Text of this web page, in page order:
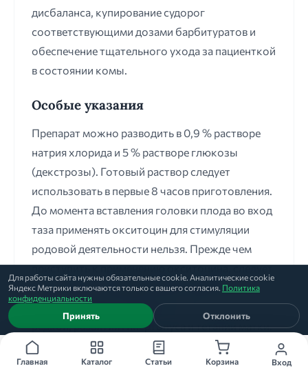
Для работы сайта нужны обязательные cookie. Аналитические cookie
Яндекс Метрики включаются только с вашего согласия. Политика
конфиденциальности
Принять Отклонить
дисбаланса, купирование судорог
соответствующими дозами барбитуратов и
обеспечение тщательного ухода за пациенткой
в состоянии комы.
Особые указания
Препарат можно разводить в 0,9 % растворе
натрия хлорида и 5 % растворе глюкозы
(декстрозы). Готовый раствор следует
использовать в первые 8 часов приготовления.
До момента вставления головки плода во вход
таза применять окситоцин для стимуляции
родовой деятельности нельзя. Прежде чем
приступить к применению окситоцина, следует
сопоставить ожидаемый благоприятный
эффект терапии с возможностью, хотя и
редкой, развития гипертонуса и тетании матки.
Каждая пациентка, получающая окситоцин
внутривенно, должна находиться в стационаре
Главная Каталог Статьи Корзина Вход